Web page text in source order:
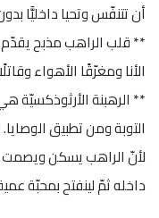
أن تتنفّس وتحيا داخليًّا
** قلب الراهب مذبح يقدّم
الأنا ومغرّقًا الأهواء
** الرهبنة الأرثوذكسيّة
التوبة ومن تطبيق
لأنّ الراهب يسكن ويصمت
داخله ثمّ لينفتح بمحبّة